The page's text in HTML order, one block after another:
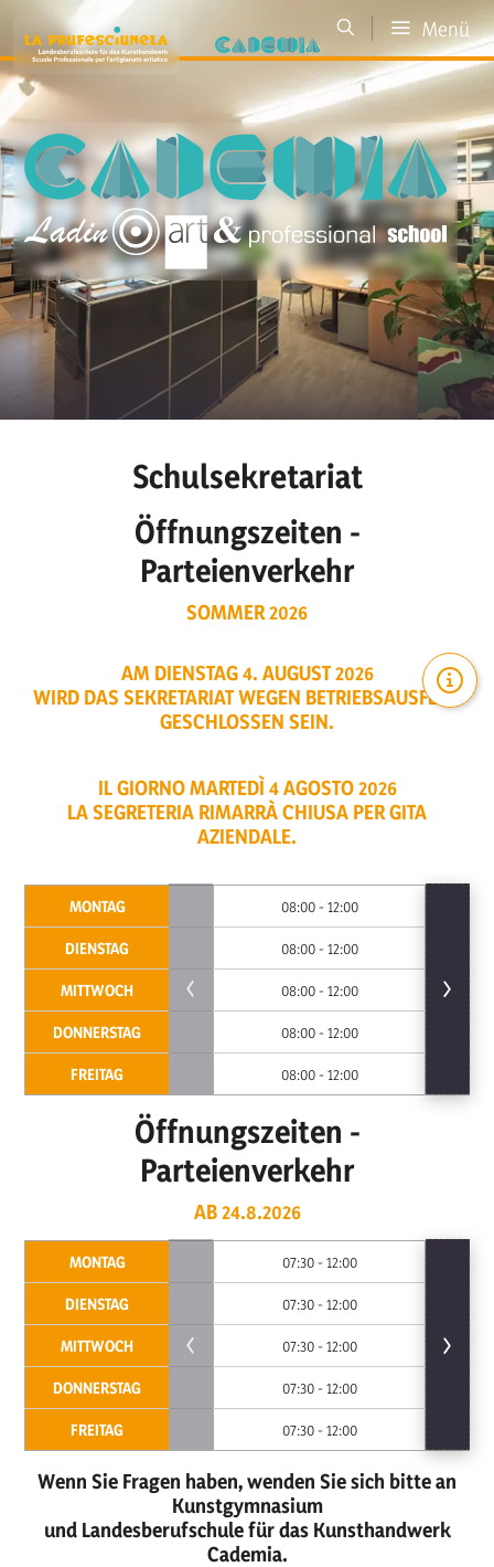
Menü
Schulsekretariat
Öffnungszeiten -
Parteienverkehr
SOMMER 2026
AM DIENSTAG4. AUGUST 2026
WIRD DAS SEKRETARIAT WEGEN BETRIEBSAUSFLUG
GESCHLOSSEN SEIN.
IL GIORNO MARTEDÌ4 AGOSTO 2026
LA SEGRETERIA RIMARRÀ CHIUSA PER GITA
AZIENDALE.
MONTAG 08:00 - 12:00
DIENSTAG 08:00 - 12:00
MITTWOCH 08:00 - 12:00
DONNERSTAG 08:00 - 12:00
FREITAG 08:00 - 12:00
Öffnungszeiten -
Parteienverkehr
AB 24.8.2026
MONTAG 07:30 - 12:00
DIENSTAG 07:30 - 12:00
MITTWOCH 07:30 - 12:00
DONNERSTAG 07:30 - 12:00
FREITAG 07:30 - 12:00
Wenn Sie Fragen haben, wenden Sie sich bitte an
Kunstgymnasium
und Landesberufschule für das Kunsthandwerk
Cademia.